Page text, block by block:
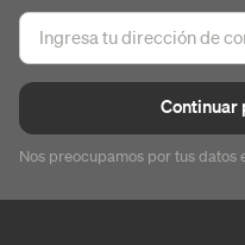
Continuar
Nos preocupamos por tus datos